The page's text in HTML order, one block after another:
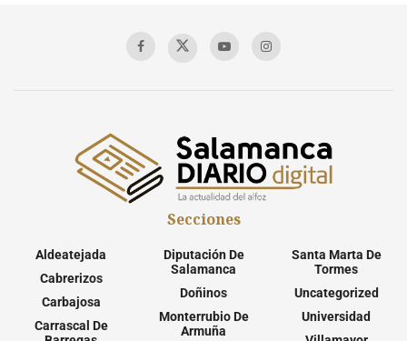
Secciones
Aldeatejada
Cabrerizos
Carbajosa
Carrascal De
Diputación De
Salamanca
Doñinos
Monterrubio De
Armuña
Santa Marta De
Tormes
Uncategorized
Universidad